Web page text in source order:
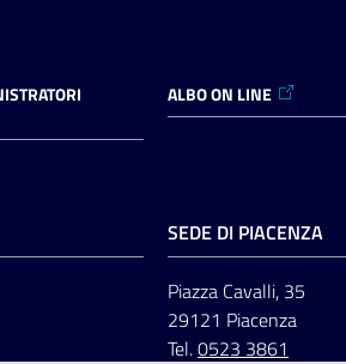
ALBO ON LINE
SEDE DI PIACENZA
Piazza Cavalli, 35
29121 Piacenza
Tel.0523 3861